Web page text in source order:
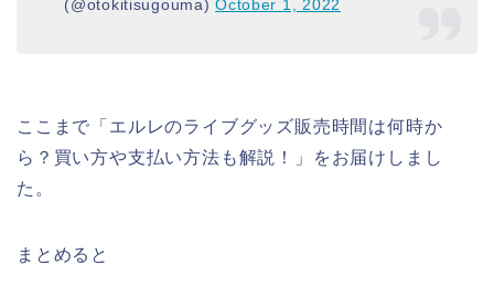
(@otokitisugouma)October 1, 2022
ここまで「エルレのライブグッズ販売時間は何時か
ら？買い方や支払い方法も解説！」をお届けしまし
た。
まとめると